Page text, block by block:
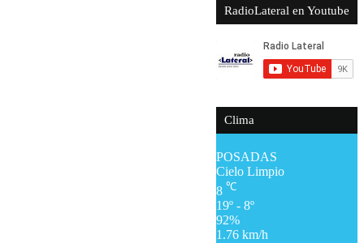
RadioLateral en Youtube
Clima
POSADAS
Cielo Limpio
8 ℃
19º - 8º
92%
1.76 km/h